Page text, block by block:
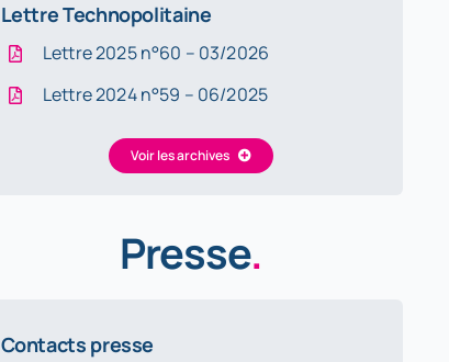
Lettre Technopolitaine
Lettre 2025 n°60 – 03/2026
Lettre 2024 n°59 – 06/2025
Voir les archives
Presse.
Contacts presse